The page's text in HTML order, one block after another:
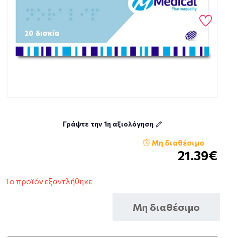
Γράψτε την 1η αξιολόγηση
Μη διαθέσιμο
21.39€
Το προϊόν εξαντλήθηκε
Μη διαθέσιμο